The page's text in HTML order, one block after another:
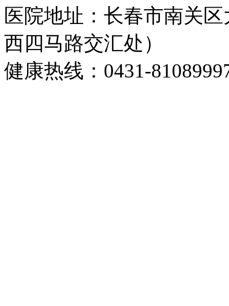
医院地址：长春市南关
西四马路交汇处）
健康热线：0431-